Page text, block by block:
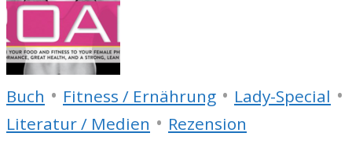
Buch • Fitness / Ernährung • Lady-Special •
Literatur / Medien • Rezension